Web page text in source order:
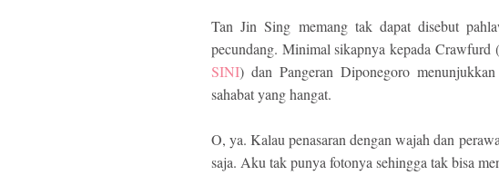
Tan Jin Sing memang tak dapat disebut
pecundang. Minimal sikapnya kepada Crawfurd
SINI) dan Pangeran Diponegoro
sahabat yang hangat.
O, ya. Kalau penasaran dengan wajah dan
saja. Aku tak punya fotonya sehingga tak bisa